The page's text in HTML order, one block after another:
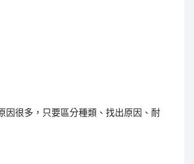
因很多，只要區分種類、找出原因、耐